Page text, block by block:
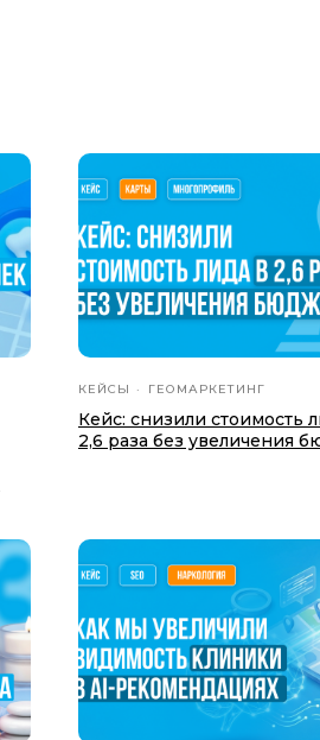
КЕЙСЫ ГЕОМАРКЕТИНГ
Кейс: снизили стоимость
2,6 раза без увеличения